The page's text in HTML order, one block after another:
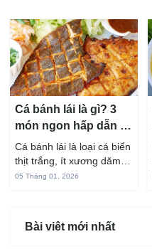
Cá bánh lái là gì? 3
món ngon hấp dẫn từ
cá bánh lái
Cá bánh lái là loại cá biển
thịt trắng, ít xương dăm,
vị ngọt và rất dễ ăn khi
thể...
05 Tháng 01, 2026
Bài viêt mới nhất